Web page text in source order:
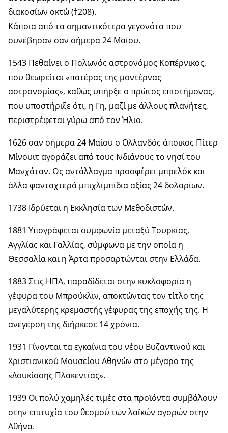
διακοσίων οκτώ (†208).
Κάποια από τα σημαντικότερα γεγονότα που
συνέβησαν σαν σήμερα 24 Μαΐου.
1543 Πεθαίνει ο Πολωνός αστρονόμος Κοπέρνικος,
που θεωρείται «πατέρας της μοντέρνας
αστρονομίας», καθώς υπήρξε ο πρώτος επιστήμονας,
που υποστήριξε ότι, η Γη, μαζί με άλλους πλανήτες,
περιστρέφεται γύρω από τον Ήλιο.
1626 σαν σήμερα 24 Μαΐου ο Ολλανδός άποικος Πίτερ
Μίνουιτ αγοράζει από τους Ινδιάνους το νησί του
Μανχάταν. Ως αντάλλαγμα προσφέρει μπρελόκ και
άλλα φανταχτερά μπιχλιμπίδια αξίας 24 δολαρίων.
1738 Ιδρύεται η Εκκλησία των Μεθοδιστών.
1881 Υπογράφεται συμφωνία μεταξύ Τουρκίας,
Αγγλίας και Γαλλίας, σύμφωνα με την οποία η
Θεσσαλία και η Άρτα προσαρτώνται στην Ελλάδα.
1883 Στις ΗΠΑ, παραδίδεται στην κυκλοφορία η
γέφυρα του Μπρούκλιν, αποκτώντας τον τίτλο της
μεγαλύτερης κρεμαστής γέφυρας της εποχής της. Η
ανέγερση της διήρκεσε 14 χρόνια.
1931 Γίνονται τα εγκαίνια του νέου Βυζαντινού και
Χριστιανικού Μουσείου Αθηνών στο μέγαρο της
«Δουκίσσης Πλακεντίας».
1939 Οι πολύ χαμηλές τιμές στα προϊόντα συμβάλουν
στην επιτυχία του θεσμού των λαϊκών αγορών στην
Αθήνα.